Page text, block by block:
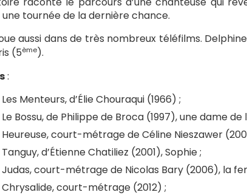
tournée de la dernière chance.
aussi dans de très nombreux téléfilms.
(5ème).
:
Les Menteurs, d’Élie Chouraqui (1966) ;
Le Bossu, de Philippe de Broca (1997), une dame de
Heureuse, court-métrage de Céline Nieszawer
Tanguy, d’Étienne Chatiliez (2001), Sophie ;
Judas, court-métrage de Nicolas Bary (2006), la
Chrysalide, court-métrage (2012) ;